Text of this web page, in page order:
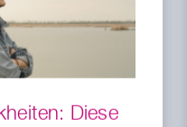
Diese